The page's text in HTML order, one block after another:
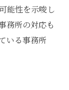
能性を示唆し
務所の対応も
いる事務所